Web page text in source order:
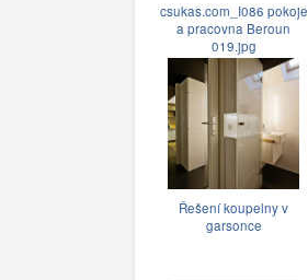
csukas.com_I086 pokoje
a pracovna Beroun
019.jpg
Řešení koupelny v
garsonce